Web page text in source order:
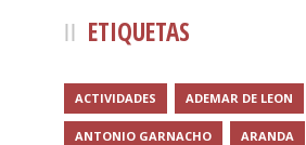
ETIQUETAS
ACTIVIDADES ADEMAR DE LEON
ANTONIO GARNACHO ARANDA